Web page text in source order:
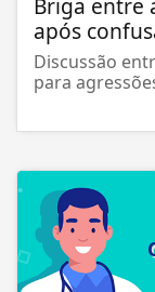
Briga entre
após
Discussão
para